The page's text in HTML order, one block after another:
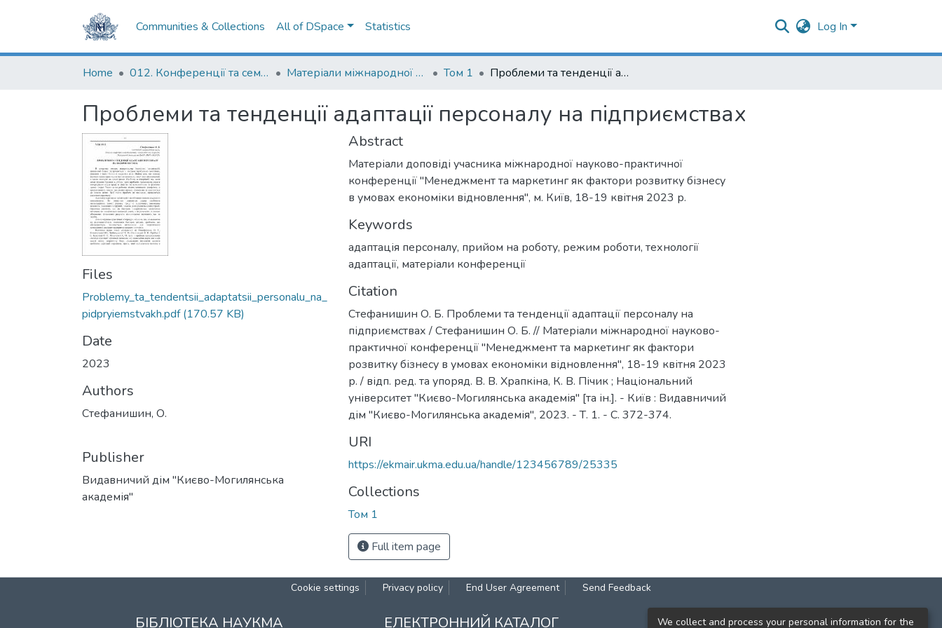
Communities & Collections All of DSpace Statistics Log In
Home 012. Конференції та семінари НаУКМА Матеріали міжнародної науково-практичної конференції "Менеджмент та маркетинг як фактори розвитку бізнесу в умовах економіки відновлення", 18-19 квітня 2023 р. Том 1 Проблеми та тенденції адаптації персоналу на підприємствах
Проблеми та тенденції адаптації персоналу на підприємствах
Files
Problemy_ta_tendentsii_adaptatsii_personalu_na_
pidpryiemstvakh.pdf(170.57 KB)
Date
2023
Authors
Стефанишин, О.
Publisher
Видавничий дім "Києво-Могилянська
академія"
Abstract
Матеріали доповіді учасника міжнародної науково-практичної
конференції "Менеджмент та маркетинг як фактори розвитку бізнесу
в умовах економіки відновлення", м. Київ, 18-19 квітня 2023 р.
Keywords
адаптація персоналу, прийом на роботу, режим роботи, технології
адаптації, матеріали конференції
Citation
Стефанишин О. Б. Проблеми та тенденції адаптації персоналу на
підприємствах / Стефанишин О. Б. // Матеріали міжнародної науково-
практичної конференції "Менеджмент та маркетинг як фактори
розвитку бізнесу в умовах економіки відновлення", 18-19 квітня 2023
р. / відп. ред. та упоряд. В. В. Храпкіна, К. В. Пічик ; Національний
університет "Києво-Могилянська академія" [та ін.]. - Київ : Видавничий
дім "Києво-Могилянська академія", 2023. - Т. 1. - С. 372-374.
URI
https://ekmair.ukma.edu.ua/handle/123456789/25335
Collections
Том 1
Full item page
Cookie settings Privacy policy End User Agreement Send Feedback
БІБЛІОТЕКА НАУКМА ЕЛЕКТРОННИЙ КАТАЛОГ КОНТАКТИ
We collect and process your personal information for the